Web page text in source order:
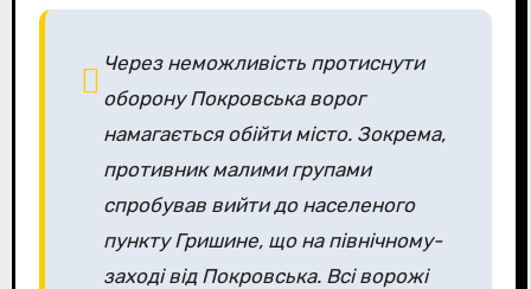
Через неможливість протиснути
оборону Покровська ворог
намагається обійти місто. Зокрема,
противник малими групами
спробував вийти до населеного
пункту Гришине, що на північному-
заході від Покровська. Всі ворожі